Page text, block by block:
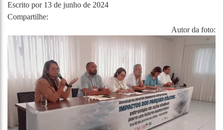
Escrito por 13 de junho de 2024
Compartilhe:
Autor da foto: